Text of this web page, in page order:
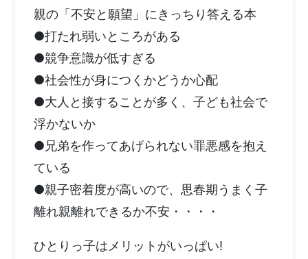
親の「不安と願望」にきっちり答える本
●打たれ弱いところがある
●競争意識が低すぎる
●社会性が身につくかどうか心配
●大人と接することが多く、子ども社会で
浮かないか
●兄弟を作ってあげられない罪悪感を抱え
ている
●親子密着度が高いので、思春期うまく子
離れ親離れできるか不安・・・・
ひとりっ子はメリットがいっぱい!